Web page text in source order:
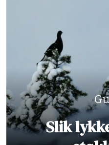
Slik